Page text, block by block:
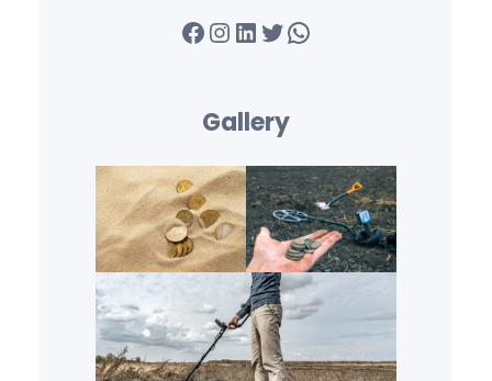
Facebook InstagramLinkedIn Twitter WhatsApp
Gallery